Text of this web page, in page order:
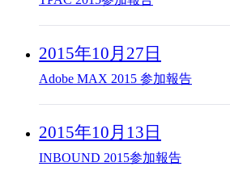
2015年10月27日
Adobe MAX 2015 参加報告
2015年10月13日
INBOUND 2015参加報告